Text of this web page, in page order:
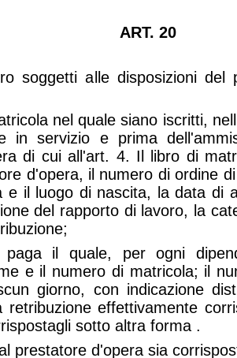
ART. 20
soggetti alle disposizioni del
nel quale siano iscritti,
in servizio e prima
di cui all'art. 4. Il libro di
d'opera, il numero di ordine
e il luogo di nascita, la data di
del rapporto di lavoro, la
il quale, per ogni
e il numero di matricola; il
giorno, con indicazione
retribuzione effettivamente
sotto altra forma .
prestatore d'opera sia